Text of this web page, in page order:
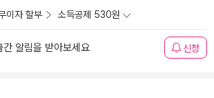
이자 할부 소득공제 530원
알림을 받아보세요 신청